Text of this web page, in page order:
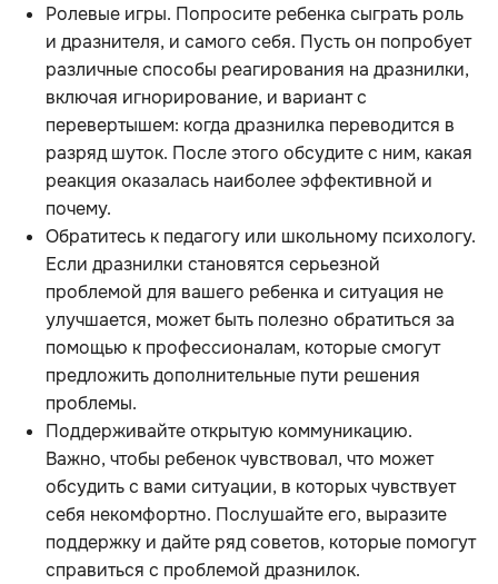
Ролевые игры. Попросите ребенка сыграть роль
и дразнителя, и самого себя. Пусть он попробует
различные способы реагирования на дразнилки,
включая игнорирование, и вариант с
перевертышем: когда дразнилка переводится в
разряд шуток. После этого обсудите с ним, какая
реакция оказалась наиболее эффективной и
почему.
Обратитесь к педагогу или школьному психологу.
Если дразнилки становятся серьезной
проблемой для вашего ребенка и ситуация не
улучшается, может быть полезно обратиться за
помощью к профессионалам, которые смогут
предложить дополнительные пути решения
проблемы.
Поддерживайте открытую коммуникацию.
Важно, чтобы ребенок чувствовал, что может
обсудить с вами ситуации, в которых чувствует
себя некомфортно. Послушайте его, выразите
поддержку и дайте ряд советов, которые помогут
справиться с проблемой дразнилок.